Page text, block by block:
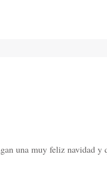
una muy feliz navidad y